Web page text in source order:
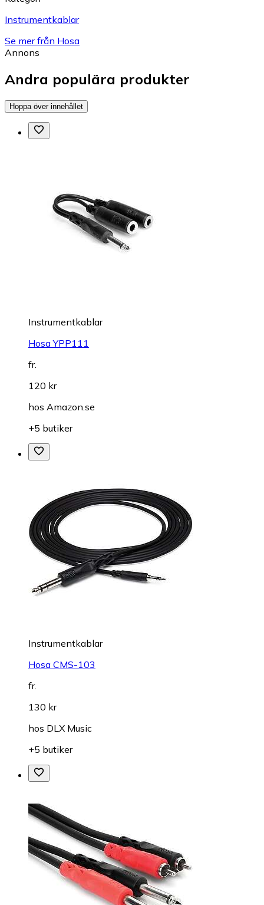
Instrumentkablar
Se mer från Hosa
Annons
Andra populära produkter
Hoppa över innehållet
Instrumentkablar
Hosa YPP111
fr.
120 kr
hos Amazon.se
+5 butiker
Instrumentkablar
Hosa CMS-103
fr.
130 kr
hos DLX Music
+5 butiker